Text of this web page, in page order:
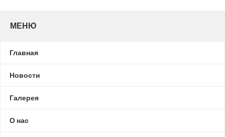
МЕНЮ
Главная
Новости
Галерея
О нас